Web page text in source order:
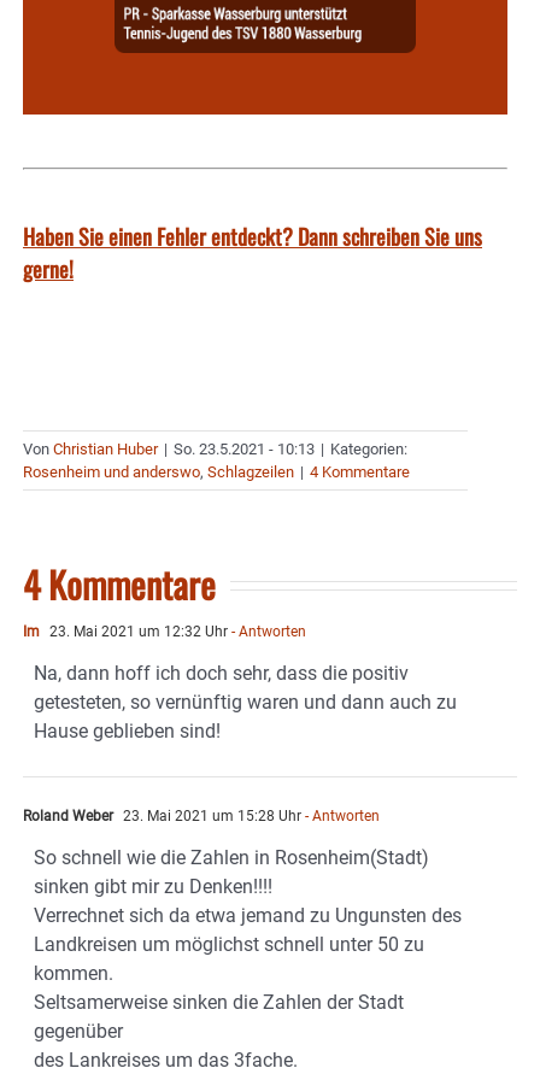
Haben Sie einen Fehler entdeckt? Dann schreiben Sie uns
gerne!
Von Christian Huber | So. 23.5.2021 - 10:13 | Kategorien:
Rosenheim und anderswo, Schlagzeilen | 4 Kommentare
4 Kommentare
Im 23. Mai 2021 um 12:32 Uhr - Antworten
Na, dann hoff ich doch sehr, dass die positiv
getesteten, so vernünftig waren und dann auch zu
Hause geblieben sind!
Roland Weber 23. Mai 2021 um 15:28 Uhr - Antworten
So schnell wie die Zahlen in Rosenheim(Stadt)
sinken gibt mir zu Denken!!!!
Verrechnet sich da etwa jemand zu Ungunsten des
Landkreisen um möglichst schnell unter 50 zu
kommen.
Seltsamerweise sinken die Zahlen der Stadt
gegenüber
des Lankreises um das 3fache.